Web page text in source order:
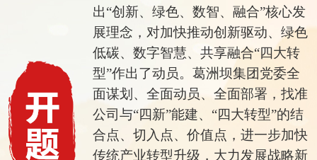
出“创新、绿色、数智、融合”核心发
展理念，对加快推动创新驱动、绿色
低碳、数字智慧、共享融合“四大转
型”作出了动员。葛洲坝集团党委全
面谋划、全面动员、全面部署，找准
公司与“四新”能建、“四大转型”的结
合点、切入点、价值点，进一步加快
传统产业转型升级，大力发展战略新